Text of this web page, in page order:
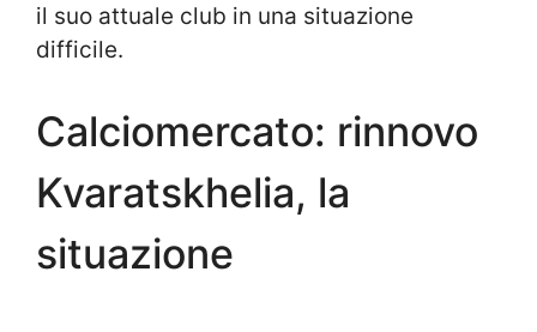
il suo attuale club in una situazione
difficile.
Calciomercato: rinnovo
Kvaratskhelia, la
situazione